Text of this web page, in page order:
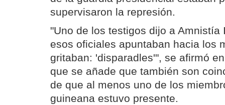
supervisaron la represión.
"Uno de los testigos dijo a Amnistía
esos oficiales apuntaban hacia los
gritaban: 'disparadles'", se afirmó
que se añade que también son
de que al menos uno de los
guineana estuvo presente.